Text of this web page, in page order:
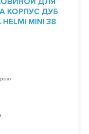
КОРПУС ДУБ
MINI 38